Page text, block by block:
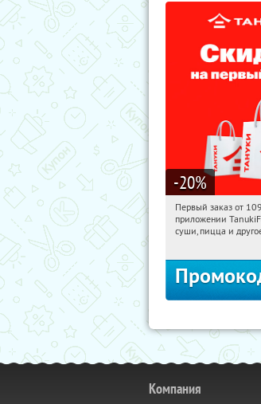
-20%
14:35:47
Россия
Первый заказ от
приложении
суши, пицца и
Компания